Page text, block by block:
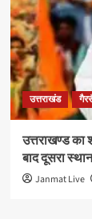
उत्तराखंड
उत्तराखण्ड का
बाद दूसरा स्थान
Janmat Live